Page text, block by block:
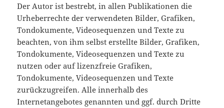
Der Autor ist bestrebt, in allen Publikationen die
Urheberrechte der verwendeten Bilder, Grafiken,
Tondokumente, Videosequenzen und Texte zu
beachten, von ihm selbst erstellte Bilder, Grafiken,
Tondokumente, Videosequenzen und Texte zu
nutzen oder auf lizenzfreie Grafiken,
Tondokumente, Videosequenzen und Texte
zurückzugreifen. Alle innerhalb des
Internetangebotes genannten und ggf. durch Dritte